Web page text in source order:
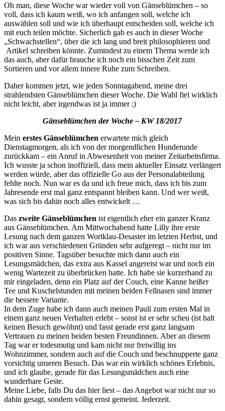
Oh man, diese Woche war wieder voll von Gänseblümchen – so
voll, dass ich kaum weiß, wo ich anfangen soll, welche ich
auswählen soll und wie ich überhaupt entscheiden soll, welche ich
mit euch teilen möchte. Sicherlich gab es auch in dieser Woche
„Schwachstellen“, über die ich lang und breit philosophieren und
Artikel schreiben könnte. Zumindest zu einem Thema werde ich
das auch, aber dafür brauche ich noch ein bisschen Zeit zum
Sortieren und vor allem innere Ruhe zum Schreiben.
Daher kommen jetzt, wie jeden Sonntagabend, meine drei
strahlendsten Gänseblümchen dieser Woche. Die Wahl fiel wirklich
nicht leicht, aber irgendwas ist ja immer ;)
Gänseblümchen der Woche – KW 18/2017
Mein erstes Gänseblümchen erwartete mich gleich
Dienstagmorgen, als ich von der morgendlichen Hunderunde
zurückkam – ein Anruf in Abwesenheit von meiner Zeitarbeitsfirma.
Ich wusste ja schon inoffiziell, dass mein aktueller Einsatz verlängert
werden würde, aber das offizielle Go aus der Personalabteilung
fehlte noch. Nun war es da und ich freue mich, dass ich bis zum
Jahresende erst mal ganz entspannt bleiben kann. Und wer weiß,
was sich bis dahin noch alles entwickelt …
Das zweite Gänseblümchen ist eigentlich eher ein ganzer Kranz
aus Gänseblümchen. Am Mittwochabend hatte Lilly ihre erste
Lesung nach dem ganzen Wortklau-Desaster im letzten Herbst, und
ich war aus verschiedenen Gründen sehr aufgeregt – nicht nur im
positiven Sinne. Tagsüber besuchte mich dann auch ein
Lesungsmädchen, das extra aus Kassel angereist war und noch ein
wenig Wartezeit zu überbrücken hatte. Ich habe sie kurzerhand zu
mir eingeladen, denn ein Platz auf der Couch, eine Kanne heißer
Tee und Kuschelstunden mit meinen beiden Fellnasen sind immer
die bessere Variante.
In dem Zuge habe ich dann auch meinen Pauli zum ersten Mal in
einem ganz neuen Verhalten erlebt – sonst ist er sehr scheu (ist halt
keinen Besuch gewöhnt) und fasst gerade erst ganz langsam
Vertrauen zu meinen beiden besten Freundinnen. Aber an diesem
Tag war er todesmutig und kam nicht nur freiwillig ins
Wohnzimmer, sondern auch auf die Couch und beschnupperte ganz
vorsichtig unseren Besuch. Das war ein wirklich schönes Erlebnis,
und ich glaube, gerade für das Lesungsmädchen auch eine
wunderbare Geste.
Meine Liebe, falls Du das hier liest – das Angebot war nicht nur so
dahin gesagt, sondern völlig ernst gemeint. Jederzeit.